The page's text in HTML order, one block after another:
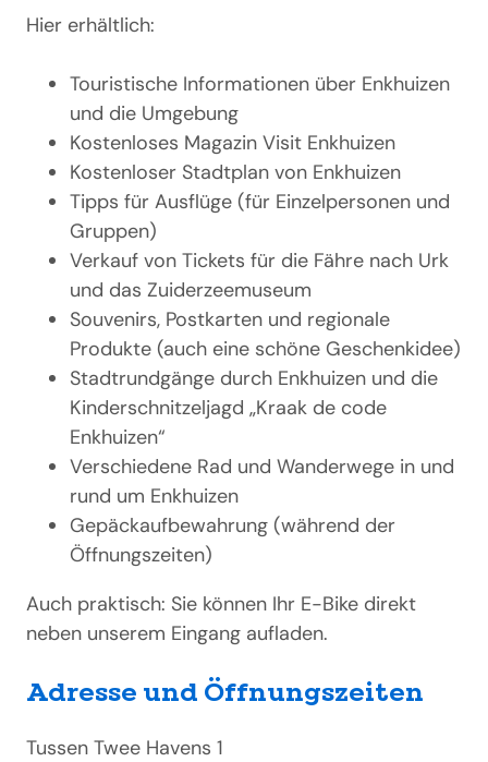
Hier erhältlich:
Touristische Informationen über Enkhuizen
und die Umgebung
Kostenloses Magazin Visit Enkhuizen
Kostenloser Stadtplan von Enkhuizen
Tipps für Ausflüge (für Einzelpersonen und
Gruppen)
Verkauf von Tickets für die Fähre nach Urk
und das Zuiderzeemuseum
Souvenirs, Postkarten und regionale
Produkte (auch eine schöne Geschenkidee)
Stadtrundgänge durch Enkhuizen und die
Kinderschnitzeljagd „Kraak de code
Enkhuizen“
Verschiedene Rad und Wanderwege in und
rund um Enkhuizen
Gepäckaufbewahrung (während der
Öffnungszeiten)
Auch praktisch: Sie können Ihr E-Bike direkt
neben unserem Eingang aufladen.
Adresse und Öffnungszeiten
Tussen Twee Havens 1